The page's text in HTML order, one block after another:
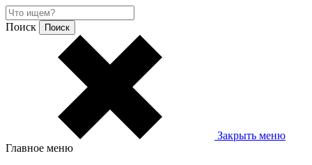
Поиск
Закрыть меню
Главное меню